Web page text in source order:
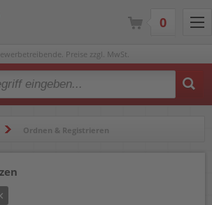
Preise zzgl. MwSt.
for results.
Ordnen & Registrieren
0